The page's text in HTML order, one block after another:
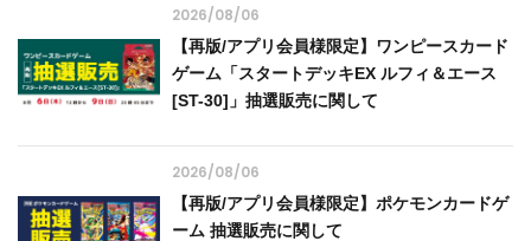
2026/08/06
【再版/アプリ会員様限定】ワンピースカード
ゲーム「スタートデッキEX ルフィ＆エース
[ST-30]」抽選販売に関して
2026/08/06
【再版/アプリ会員様限定】ポケモンカードゲ
ーム 抽選販売に関して